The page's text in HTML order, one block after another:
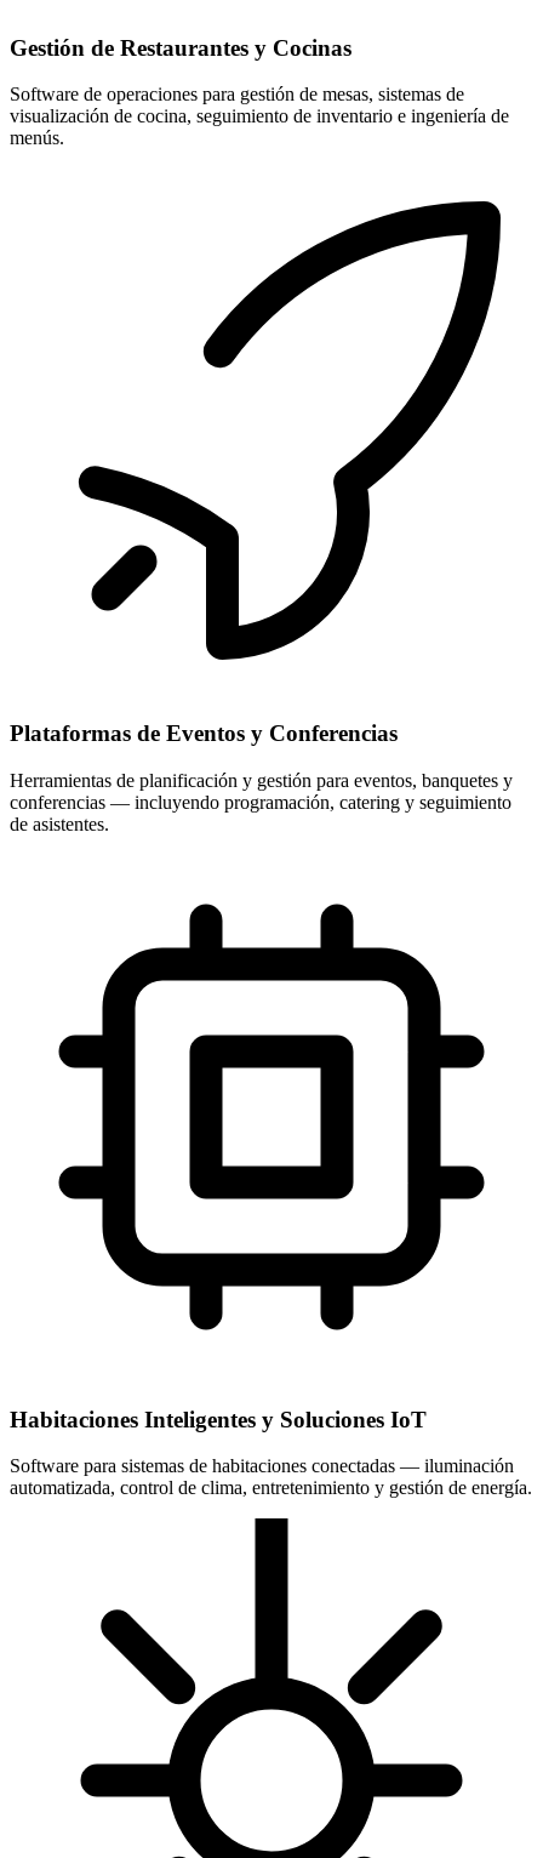
Gestión de Restaurantes y Cocinas
Software de operaciones para gestión de mesas, sistemas de
visualización de cocina, seguimiento de inventario e ingeniería de
menús.
Plataformas de Eventos y Conferencias
Herramientas de planificación y gestión para eventos, banquetes y
conferencias — incluyendo programación, catering y seguimiento
de asistentes.
Habitaciones Inteligentes y Soluciones IoT
Software para sistemas de habitaciones conectadas — iluminación
automatizada, control de clima, entretenimiento y gestión de energía.